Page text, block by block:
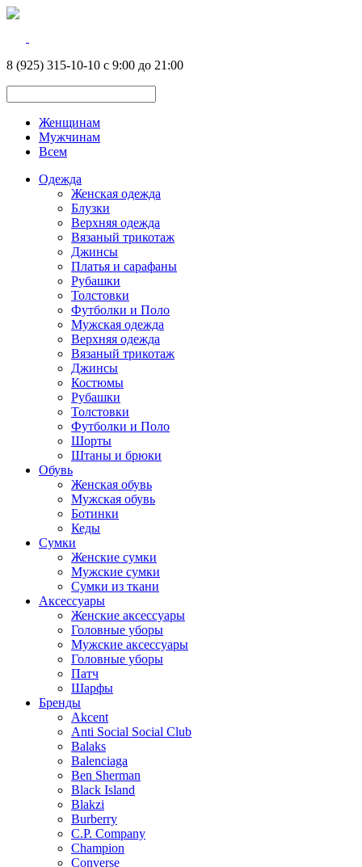
8 (925) 315-10-10 с 9:00 до 21:00
Женщинам
Мужчинам
Всем
Одежда
Женская одежда
Блузки
Верхняя одежда
Вязаный трикотаж
Джинсы
Платья и сарафаны
Рубашки
Толстовки
Футболки и Поло
Мужская одежда
Верхняя одежда
Вязаный трикотаж
Джинсы
Костюмы
Рубашки
Толстовки
Футболки и Поло
Шорты
Штаны и брюки
Обувь
Женская обувь
Мужская обувь
Ботинки
Кеды
Сумки
Женские сумки
Мужские сумки
Сумки из ткани
Аксессуары
Женские аксессуары
Головные уборы
Мужские аксессуары
Головные уборы
Патч
Шарфы
Бренды
Akcent
Anti Social Social Club
Balaks
Balenciaga
Ben Sherman
Black Island
Blakzi
Burberry
C.P. Company
Champion
Converse